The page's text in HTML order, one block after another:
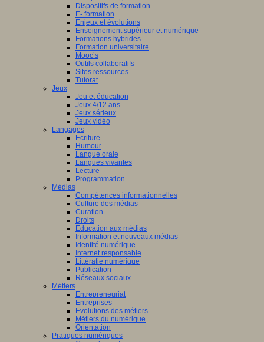
Dispositifs de formation
E- formation
Enjeux et évolutions
Enseignement supérieur et numérique
Formations hybrides
Formation universitaire
Mooc’s
Outils collaboratifs
Sites ressources
Tutorat
Jeux
Jeu et éducation
Jeux 4/12 ans
Jeux sérieux
Jeux vidéo
Langages
Ecriture
Humour
Langue orale
Langues vivantes
Lecture
Programmation
Médias
Compétences informationnelles
Culture des médias
Curation
Droits
Education aux médias
Information et nouveaux médias
Identité numérique
Internet responsable
Littératie numérique
Publication
Réseaux sociaux
Métiers
Entrepreneuriat
Entreprises
Evolutions des métiers
Métiers du numérique
Orientation
Pratiques numériques